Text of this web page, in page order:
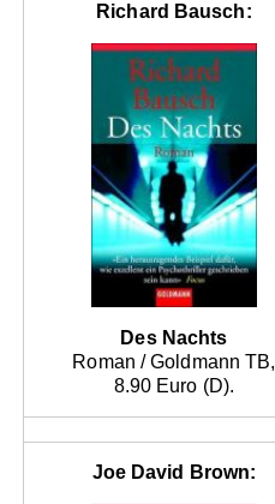
Richard Bausch:
Des Nachts
Roman / Goldmann TB,
8.90 Euro (D).
Joe David Brown: